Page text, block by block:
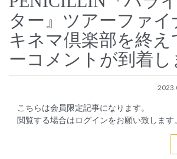
ター』ツアーファイ
キネマ倶楽部を終
ーコメントが到着し
こちらは会員限定記事になります。
閲覧する場合はログインをお願い致します。